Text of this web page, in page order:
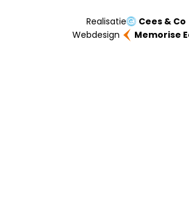
Realisatie
Cees & Co
Webdesign
Memorise